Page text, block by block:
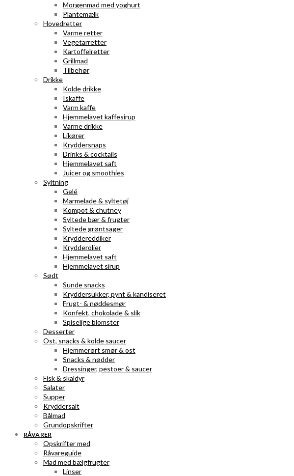
Morgenmad med yoghurt
Plantemælk
Hovedretter
Varme retter
Vegetarretter
Kartoffelretter
Grillmad
Tilbehør
Drikke
Kolde drikke
Iskaffe
Varm kaffe
Hjemmelavet kaffesirup
Varme drikke
Likører
Kryddersnaps
Drinks & cocktails
Hjemmelavet saft
Juicer og smoothies
Syltning
Gelé
Marmelade & syltetøj
Kompot & chutney
Syltede bær & frugter
Syltede grøntsager
Kryddereddiker
Krydderolier
Hjemmelavet saft
Hjemmelavet sirup
Sødt
Sunde snacks
Kryddersukker, pynt & kandiseret
Frugt- & nøddesmør
Konfekt, chokolade & slik
Spiselige blomster
Desserter
Ost, snacks & kolde saucer
Hjemmerørt smør & ost
Snacks & nødder
Dressinger, pestoer & saucer
Fisk & skaldyr
Salater
Supper
Kryddersalt
Bålmad
Grundopskrifter
RÅVARER
Opskrifter med
Råvareguide
Mad med bælgfrugter
Linser